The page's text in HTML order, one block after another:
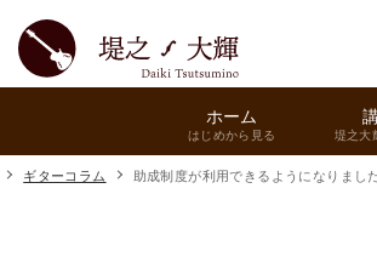
ホーム
はじめから見る 堤之大
ギターコラム 助成制度が利用できるようになりまし